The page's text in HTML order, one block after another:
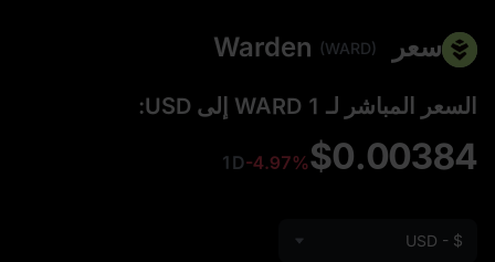
سعر Warden (WARD)
السعر المباشر لـ 1 WARD إلى USD:
$0.00384
-4.97%
1D
USD - $